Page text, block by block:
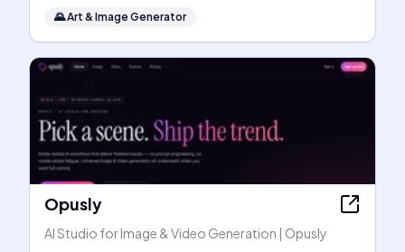
🌄Art & Image Generator
Opusly
AI Studio for Image & Video Generation | Opusly